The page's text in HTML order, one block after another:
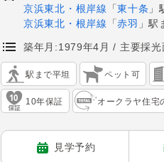
京浜東北・根岸線
「東十条
京浜東北・根岸線
「赤羽 」
築年月:1979年4月 主要採光
駅まで平坦 ペット可
10年保証 オークラヤ住宅
見学予約